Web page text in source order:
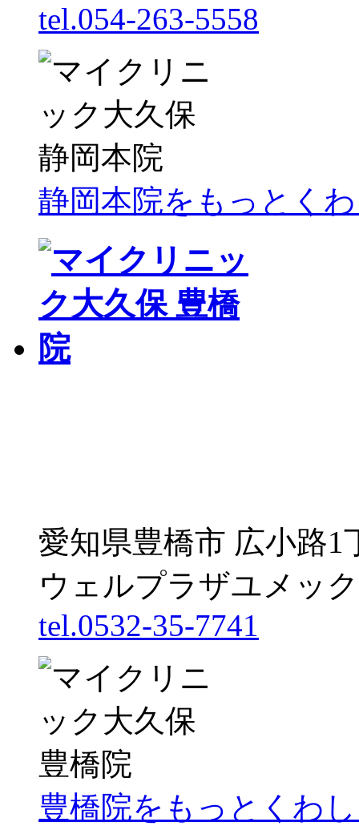
tel.054-263-5558
静岡本院をもっとく
愛知県豊橋市 広小路1
ウェルプラザユメッ
tel.0532-35-7741
豊橋院をもっとくわ